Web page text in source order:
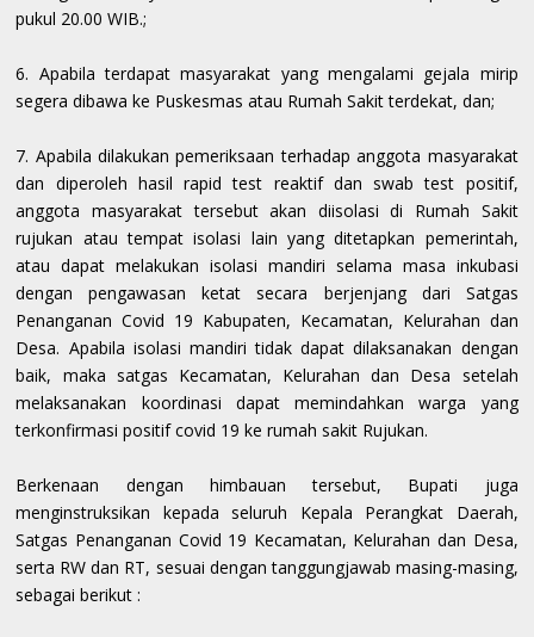
pukul 20.00 WIB.;
6. Apabila terdapat masyarakat yang mengalami gejala mirip
segera dibawa ke Puskesmas atau Rumah Sakit terdekat, dan;
7. Apabila dilakukan pemeriksaan terhadap anggota masyarakat
dan diperoleh hasil rapid test reaktif dan swab test positif,
anggota masyarakat tersebut akan diisolasi di Rumah Sakit
rujukan atau tempat isolasi lain yang ditetapkan pemerintah,
atau dapat melakukan isolasi mandiri selama masa inkubasi
dengan pengawasan ketat secara berjenjang dari Satgas
Penanganan Covid 19 Kabupaten, Kecamatan, Kelurahan dan
Desa. Apabila isolasi mandiri tidak dapat dilaksanakan dengan
baik, maka satgas Kecamatan, Kelurahan dan Desa setelah
melaksanakan koordinasi dapat memindahkan warga yang
terkonfirmasi positif covid 19 ke rumah sakit Rujukan.
Berkenaan dengan himbauan tersebut, Bupati juga
menginstruksikan kepada seluruh Kepala Perangkat Daerah,
Satgas Penanganan Covid 19 Kecamatan, Kelurahan dan Desa,
serta RW dan RT, sesuai dengan tanggungjawab masing-masing,
sebagai berikut :